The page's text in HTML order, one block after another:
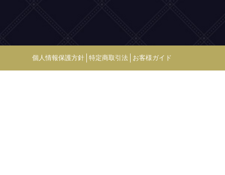
個人情報保護方針 特定商取引法 お客様ガイド